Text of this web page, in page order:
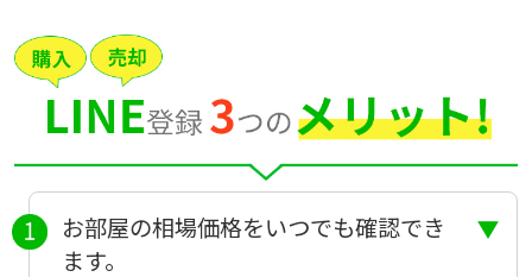
お部屋の相場価格をいつでも確認でき
ます。